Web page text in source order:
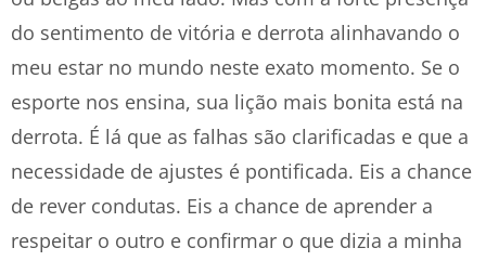
do sentimento de vitória e derrota alinhavando o
meu estar no mundo neste exato momento. Se o
esporte nos ensina, sua lição mais bonita está na
derrota. É lá que as falhas são clarificadas e que a
necessidade de ajustes é pontificada. Eis a chance
de rever condutas. Eis a chance de aprender a
respeitar o outro e confirmar o que dizia a minha